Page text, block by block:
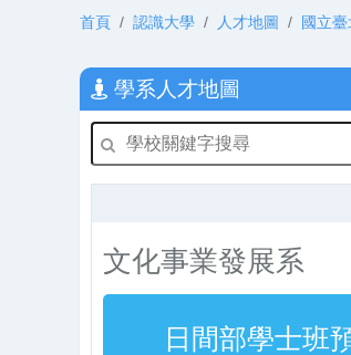
首頁 認識大學 人才地圖 國立
學系人才地圖
文化事業發展系
日間部學士班